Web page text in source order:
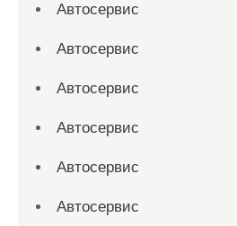
Автосервис
Автосервис
Автосервис
Автосервис
Автосервис
Автосервис